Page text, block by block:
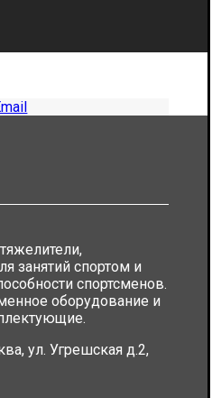
занятий спортом и
спортсменов.
оборудование и
ул. Угрешская д.2,